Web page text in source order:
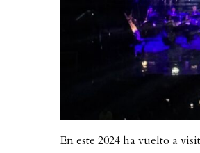
En este 2024 ha vuelto a